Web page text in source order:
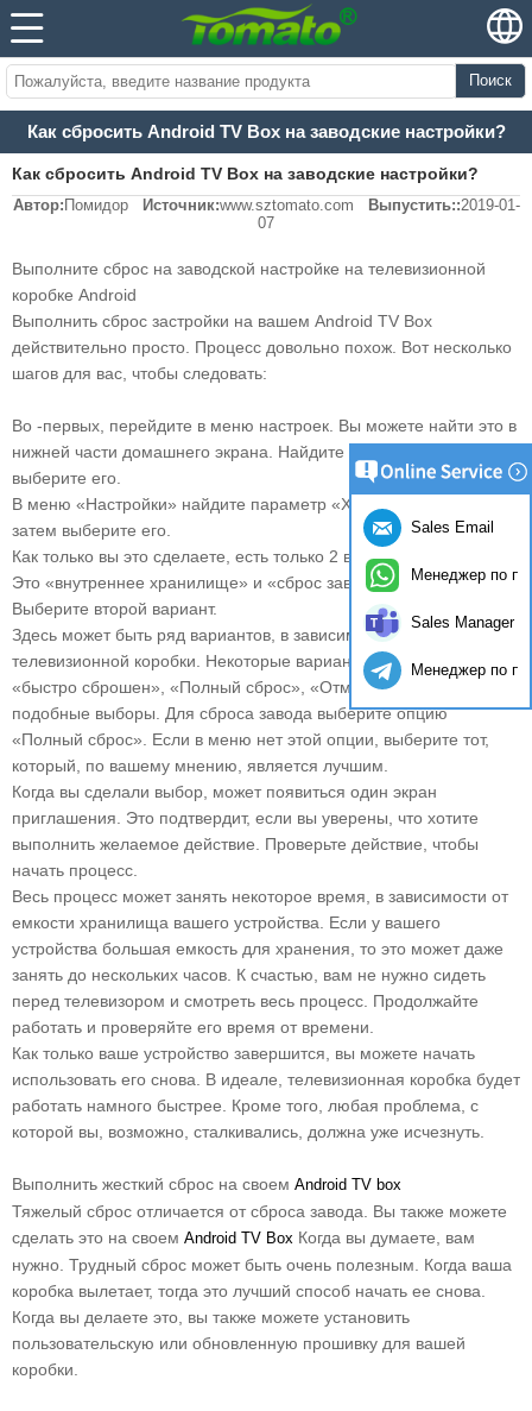
Поиск
Как сбросить Android TV Box на заводские настройки?
Как сбросить Android TV Box на заводские настройки?
Автор: Помидор Источник:www.sztomato.com Выпустить::2019-01-
07
Выполните сброс на заводской настройке на телевизионной
коробке Android
Выполнить сброс застройки на вашем Android TV Box
действительно просто. Процесс довольно похож. Вот несколько
шагов для вас, чтобы следовать:
Во -первых, перейдите в меню настроек. Вы можете найти это в
нижней части домашнего экрана. Найдите значок Cog и
выберите его.
В меню «Настройки» найдите параметр «Хранение и отдых»,
затем выберите его.
Как только вы это сделаете, есть только 2 варианта на выбор.
Это «внутреннее хранилище» и «сброс заводских данных».
Выберите второй вариант.
Здесь может быть ряд вариантов, в зависимости от
телевизионной коробки. Некоторые варианты могут быть
«быстро сброшен», «Полный сброс», «Отмена» или другие
подобные выборы. Для сброса завода выберите опцию
«Полный сброс». Если в меню нет этой опции, выберите тот,
который, по вашему мнению, является лучшим.
Когда вы сделали выбор, может появиться один экран
приглашения. Это подтвердит, если вы уверены, что хотите
выполнить желаемое действие. Проверьте действие, чтобы
начать процесс.
Весь процесс может занять некоторое время, в зависимости от
емкости хранилища вашего устройства. Если у вашего
устройства большая емкость для хранения, то это может даже
занять до нескольких часов. К счастью, вам не нужно сидеть
перед телевизором и смотреть весь процесс. Продолжайте
работать и проверяйте его время от времени.
Как только ваше устройство завершится, вы можете начать
использовать его снова. В идеале, телевизионная коробка будет
работать намного быстрее. Кроме того, любая проблема, с
которой вы, возможно, сталкивались, должна уже исчезнуть.
Выполнить жесткий сброс на своем Android TV box
Тяжелый сброс отличается от сброса завода. Вы также можете
сделать это на своем Android TV Box Когда вы думаете, вам
нужно. Трудный сброс может быть очень полезным. Когда ваша
коробка вылетает, тогда это лучший способ начать ее снова.
Когда вы делаете это, вы также можете установить
пользовательскую или обновленную прошивку для вашей
коробки.
Sales Email
Менеджер по
Sales Manager
Менеджер по